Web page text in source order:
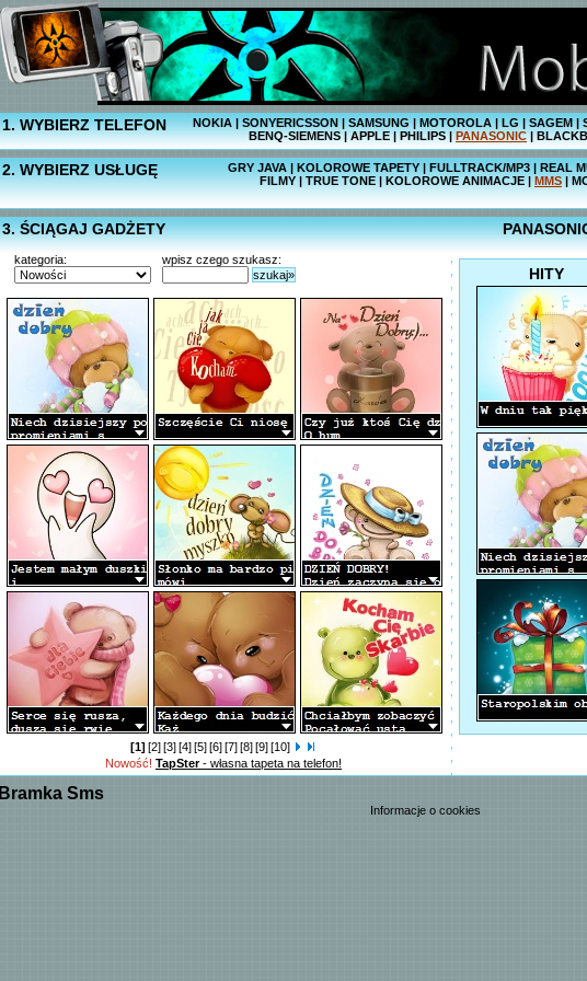
1. WYBIERZ TELEFON NOKIA|SONYERICSSON|SAMSUNG|MOTOROLA|LG|SAGEM|
BENQ-SIEMENS|APPLE|PHILIPS|PANASONIC|
2. WYBIERZ USŁUGĘ GRY JAVA | KOLOROWE TAPETY | FULLTRACK/MP3 | REAL
FILMY|TRUE TONE|KOLOROWE ANIMACJE|MMS|
3. ŚCIĄGAJ GADŻETY
kategoria:
wpisz czego szukasz:
szukaj»
[1] [2][3][4][5][6][7][8][9][10]
Nowość! TapSter- własna tapeta na telefon!
HITY
Bramka Sms
Informacje o cookies